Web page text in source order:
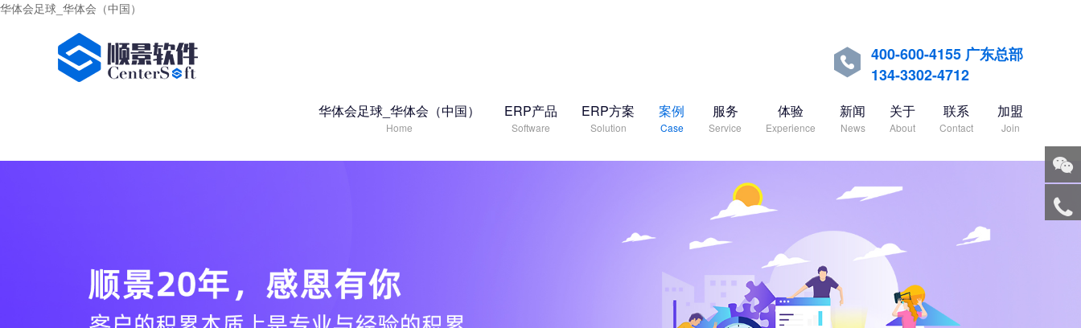
华体会足球_华体会（中国）

400-600-4155 广东总部
134-3302-4712
华体会足球_华体会（中国）
Home
ERP产品
Software
ERP方案
Solution
案例
Case
服务
Service
体验
Experience
新闻
News
关于
About
联系
Contact
加盟
Join
微信